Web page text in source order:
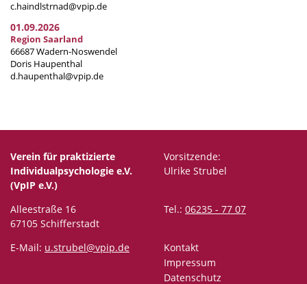
c.haindlstrnad@vpip.de
01.09.2026
Region Saarland
66687 Wadern-Noswendel
Doris Haupenthal
d.haupenthal@vpip.de
Verein für praktizierte
Individualpsychologie e.V.
(VpIP e.V.)
Vorsitzende:
Ulrike Strubel
Alleestraße 16
67105 Schifferstadt
Tel.: 06235 - 77 07
E-Mail: u.strubel@vpip.de
Kontakt
Impressum
Datenschutz